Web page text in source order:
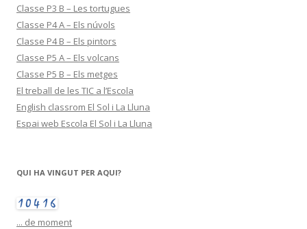
Classe P3 B – Les tortugues
Classe P4 A – Els núvols
Classe P4 B – Els pintors
Classe P5 A – Els volcans
Classe P5 B – Els metges
El treball de les TIC a l’Escola
English classrom El Sol i La Lluna
Espai web Escola El Sol i La Lluna
QUI HA VINGUT PER AQUI?
... de moment